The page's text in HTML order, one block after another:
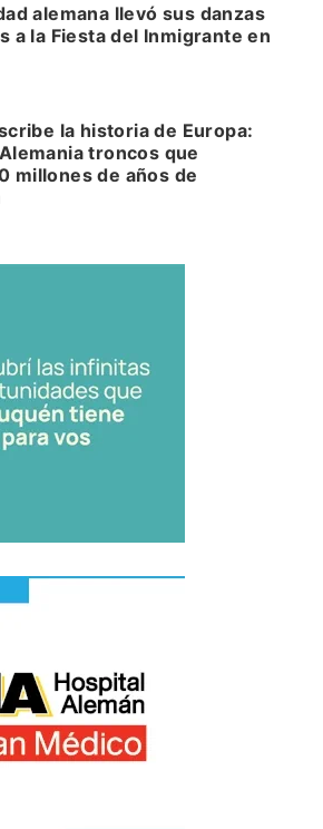
alemana llevó sus danzas
a la Fiesta del Inmigrante en
la historia de Europa:
troncos que
millones de años de